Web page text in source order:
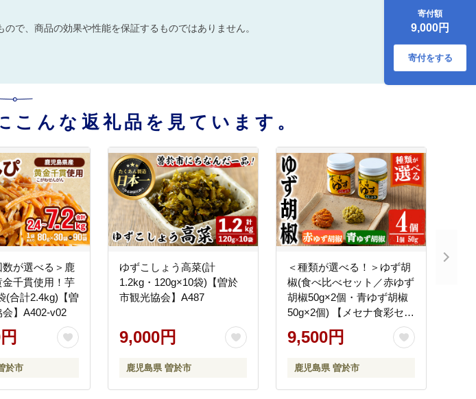
寄付額
9,000円
寄付をする
で、商品の効果や性能を保証するものではありません。
こんな返礼品を見ています。
数が選べる＞鹿
金千貫使用！芋
(合計2.4kg)【曽
】A402-v02
於市
ゆずこしょう高菜(計
1.2kg・120g×10袋)【曽於
市観光協会】A487
9,000円
鹿児島県 曽於市
＜種類が選べる！＞ゆず胡
椒(食べ比べセット／赤ゆず
胡椒50g×2個・青ゆず胡椒
50g×2個) 【メセナ食彩セン
ター】A655
9,500円
鹿児島県 曽於市